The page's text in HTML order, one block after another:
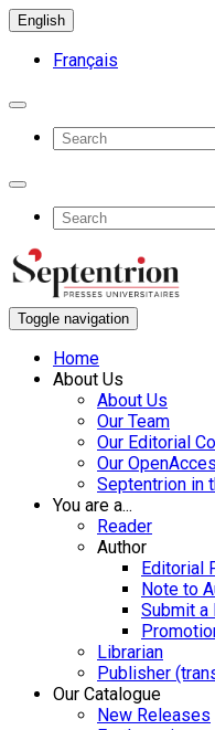
English
Français
Toggle navigation
Home
About Us
About Us
Our Team
Our Editorial
Our
Septentrion in
You are a...
Reader
Author
Editorial
Note to
Submit a
Librarian
Publisher
Our Catalogue
New Releases